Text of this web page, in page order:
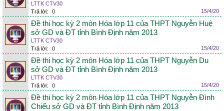
LTTK CTV30
Trả lời:
0 15/4/20
Đề thi học kỳ 2 môn Hóa lớp 11 của THPT Nguyễn Huệ
sở GD và ĐT tỉnh Bình Định năm 2013
LTTK CTV30
Trả lời:
0 15/4/20
Đề thi học kỳ 2 môn Hóa lớp 11 của THPT Nguyễn Du
sở GD và ĐT tỉnh Bình Định năm 2013
LTTK CTV30
Trả lời:
0 15/4/20
Đề thi học kỳ 2 môn Hóa lớp 11 của THPT Nguyễn Đình
Chiểu sở GD và ĐT tỉnh Bình Định năm 2013